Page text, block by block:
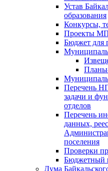
Устав
образования
Конкурсы,
Проекты
Бюджет для
Перечень
задачи и
отделов
Перечень
данных,
поселения
Проверки
Бюджетный
Дума